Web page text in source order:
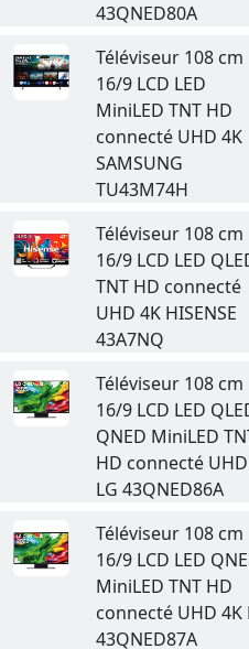
43QNED80A
Téléviseur 108 cm
16/9 LCD LED
MiniLED TNT HD
connecté UHD 4K
SAMSUNG
TU43M74H
Téléviseur 108 cm
16/9 LCD LED
TNT HD connecté
UHD 4K HISENSE
43A7NQ
Téléviseur 108 cm
16/9 LCD LED
QNED MiniLED
HD connecté
LG 43QNED86A
Téléviseur 108 cm
16/9 LCD LED
MiniLED TNT HD
connecté UHD 4K
43QNED87A